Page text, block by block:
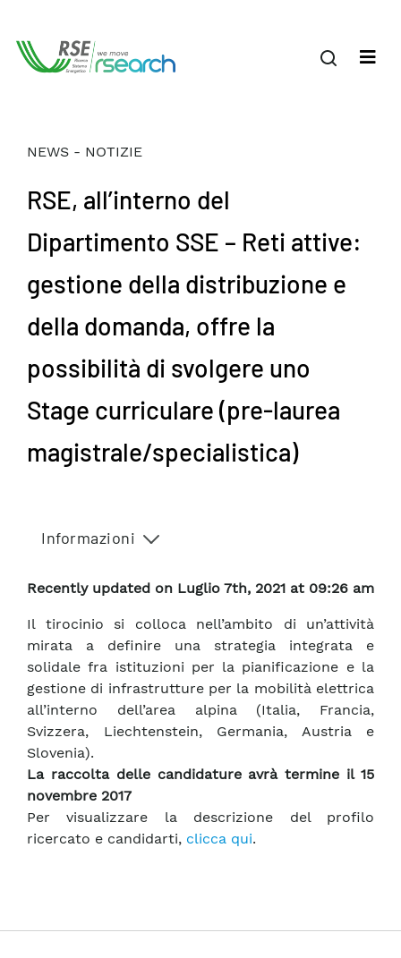
NEWS - NOTIZIE
RSE, all’interno del
Dipartimento SSE – Reti attive:
gestione della distribuzione e
della domanda, offre la
possibilità di svolgere uno
Stage curriculare (pre-laurea
magistrale/specialistica)
Informazioni
Recently updated on Luglio 7th, 2021 at 09:26 am
Il tirocinio si colloca nell’ambito di un’attività
mirata a definire una strategia integrata e
solidale fra istituzioni per la pianificazione e la
gestione di infrastrutture per la mobilità elettrica
all’interno dell’area alpina (Italia, Francia,
Svizzera, Liechtenstein, Germania, Austria e
Slovenia).
La raccolta delle candidature avrà termine il 15
novembre 2017
Per visualizzare la descrizione del profilo
ricercato e candidarti, clicca qui.